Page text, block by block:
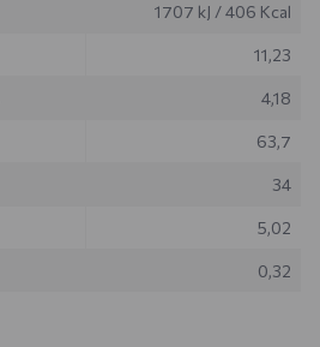
1707 kJ /406 Kcal
11,23
4,18
63,7
34
5,02
0,32